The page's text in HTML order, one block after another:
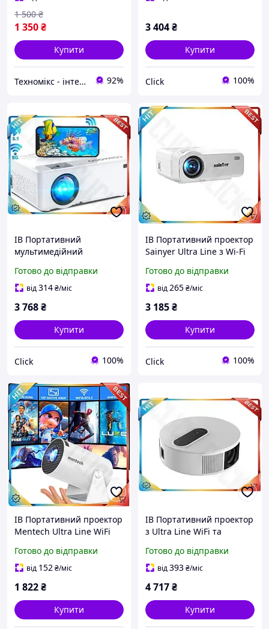
1 350₴
1 500 ₴
Купити
Техномікс - інтернет - магазин якісної техніки, електроніки та інших товарів для дому та роботи 92%
3 404₴
Купити
Click 100%
ІВ Портативний
мультимедійний
Comaogo 1080P з
Bluetooth для дому та
Готово до відправки
від314₴/міс
3 768₴
Купити
Click 100%
ІВ Портативний проектор
Sainyer Ultra Line з Wi-Fi
домашнього кінотеатру
мультимедійн ЕMN_PS
Готово до відправки
від265₴/міс
3 185₴
Купити
Click 100%
ІВ Портативний проектор
Mentech Ultra Line WiFi
для домашнього
кінотеатру з 18 ЕMN_PS
Готово до відправки
від 152₴/міс
1 822₴
Купити
ІВ Портативний проектор
з Ultra Line WiFi та
домашнього кінотеатру
білий мультимедійний
Готово до відправки
від393₴/міс
4 717₴
Купити